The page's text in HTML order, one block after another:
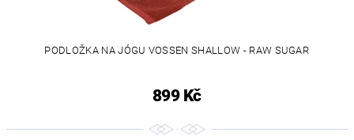
PODLOŽKA NA JÓGU VOSSEN SHALLOW - RAW SUGAR
899 Kč